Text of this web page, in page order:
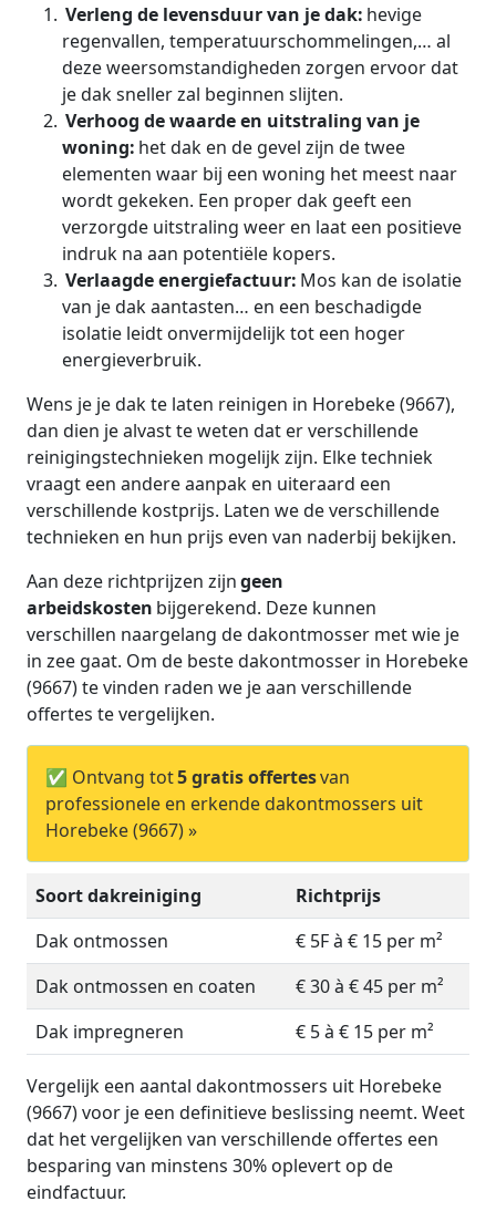
Verleng de levensduur van je dak: hevige
regenvallen, temperatuurschommelingen,… al
deze weersomstandigheden zorgen ervoor dat
je dak sneller zal beginnen slijten.
Verhoog de waarde en uitstraling van je
woning: het dak en de gevel zijn de twee
elementen waar bij een woning het meest naar
wordt gekeken. Een proper dak geeft een
verzorgde uitstraling weer en laat een positieve
indruk na aan potentiële kopers.
Verlaagde energiefactuur: Mos kan de isolatie
van je dak aantasten… en een beschadigde
isolatie leidt onvermijdelijk tot een hoger
energieverbruik.
Wens je je dak te laten reinigen in Horebeke (9667),
dan dien je alvast te weten dat er verschillende
reinigingstechnieken mogelijk zijn. Elke techniek
vraagt een andere aanpak en uiteraard een
verschillende kostprijs. Laten we de verschillende
technieken en hun prijs even van naderbij bekijken.
Aan deze richtprijzen zijngeen
arbeidskosten bijgerekend. Deze kunnen
verschillen naargelang de dakontmosser met wie je
in zee gaat. Om de beste dakontmosser in Horebeke
(9667) te vinden raden we je aan verschillende
offertes te vergelijken.
✅ Ontvang tot5 gratis offertesvan
professionele en erkende dakontmossers uit
Horebeke (9667) »
Soort dakreiniging
Richtprijs
Dak ontmossen
€ 5F à € 15 per m²
Dak ontmossen en coaten
€ 30 à € 45 per m²
Dak impregneren
€ 5 à € 15 per m²
Vergelijk een aantal dakontmossers uit Horebeke
(9667) voor je een definitieve beslissing neemt. Weet
dat het vergelijken van verschillende offertes een
besparing van minstens 30% oplevert op de
eindfactuur.